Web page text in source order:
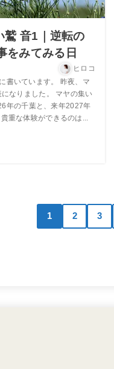
鷲 音1｜逆転の
をみてみる日
ヒロコ
書いています。 昨夜、マ
なりました。 マヤの集い
年の千葉と、来年2027年
重な体験ができるのは...
1 2 3